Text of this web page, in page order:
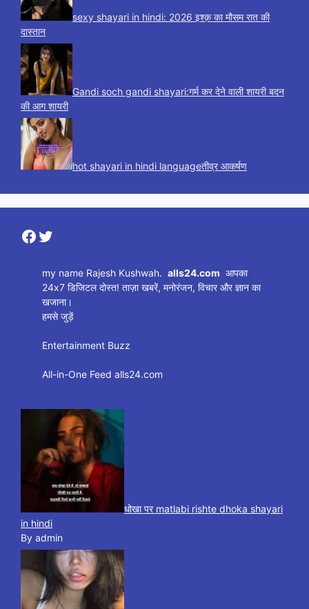
sexy shayari in hindi: 2026 इश्क़ का मौसम रात की
दास्तान
Gandi soch gandi shayari:गर्म कर देने वाली शायरी बदन
की आग शायरी
hot shayari in hindi languageतीव्र आकर्षण
Facebook
Twitter
my name Rajesh Kushwah.alls24.com आपका
24x7 डिजिटल दोस्त! ताज़ा खबरें, मनोरंजन, विचार और ज्ञान का
खजाना।
हमसे जुड़ें
Entertainment Buzz
All-in-One Feed alls24.com
धोखा पर matlabi rishte dhoka shayari
in hindi
By admin